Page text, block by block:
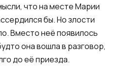
что на месте Марии
бы. Но злости
Вместо неё появилось
она вошла в разговор,
до её приезда.